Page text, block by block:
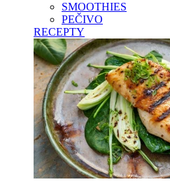
SMOOTHIES
PEČIVO
RECEPTY